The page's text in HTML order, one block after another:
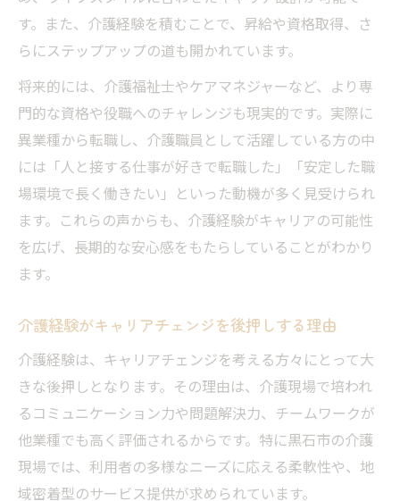
す。また、介護経験を積むことで、昇給や資格取得、さ
らにステップアップの道も開かれています。
将来的には、介護福祉士やケアマネジャーなど、より専
門的な資格や役職へのチャレンジも現実的です。実際に
異業種から転職し、介護職員として活躍している方の中
には「人と接する仕事が好きで転職した」「安定した職
場環境で長く働きたい」といった動機が多く見受けられ
ます。これらの声からも、介護経験がキャリアの可能性
を広げ、長期的な安心感をもたらしていることがわかり
ます。
介護経験がキャリアチェンジを後押しする理由
介護経験は、キャリアチェンジを考える方々にとって大
きな後押しとなります。その理由は、介護現場で培われ
るコミュニケーション力や問題解決力、チームワークが
他業種でも高く評価されるからです。特に黒石市の介護
現場では、利用者の多様なニーズに応える柔軟性や、地
域密着型のサービス提供が求められています。